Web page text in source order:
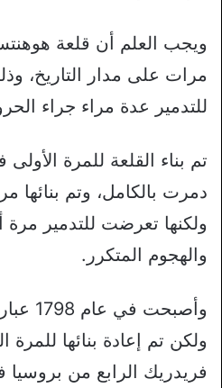
ويجب العلم أن قلعة
مرات على مدار التاريخ،
للتدمير عدة مراء جراء
ولكنها تعرضت للتدمير
والهجوم المتكرر.
ولكن تم إعادة بنائها للمرة